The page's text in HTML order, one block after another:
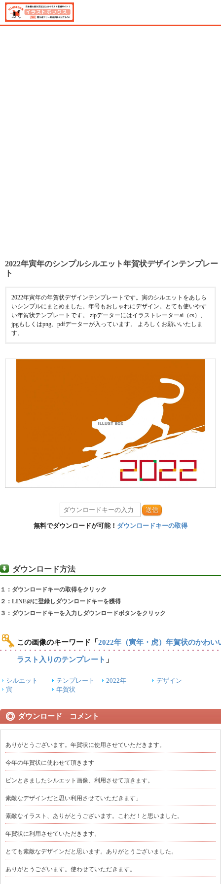
2022年寅年のシンプルシルエット年賀状デザインテンプレー
ト
2022年寅年の年賀状デザインテンプレートです。寅のシルエットをあしら
いシンプルにまとめました。年号もおしゃれにデザイン。とても使いやす
い年賀状テンプレートです。 zipデーターにはイラストレーターai（cs）、
jpgもしくはpng、pdfデーターが入っています。 よろしくお願いいたしま
す。
送信
無料でダウンロードが可能！ ダウンロードキーの取得
ダウンロード方法
１：ダウンロードキーの取得をクリック
２：LINE@に登録しダウンロードキーを獲得
３：ダウンロードキーを入力しダウンロードボタンをクリック
この画像のキーワード 「2022年（寅年・虎）年賀状のかわい
ラスト入りのテンプレート 」
シルエット テンプレート 2022年
デザイン
寅
年賀状
ダウンロード コメント
ありがとうございます。年賀状に使用させていただきます。
今年の年賀状に使わせて頂きます
ピンときましたシルエット画像、利用させて頂きます。
素敵なデザインだと思い利用させていただきます」
素敵なイラスト、ありがとうございます。これだ！と思いました。
年賀状に利用させていただきます。
とても素敵なデザインだと思います。ありがとうございました。
ありがとうございます。使わせていただきます。